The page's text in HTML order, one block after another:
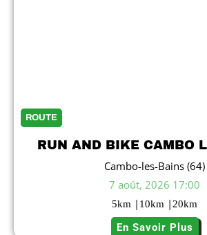
ROUTE
RUN AND BIKE CAMBO
Cambo-les-Bains (64)
7 août, 2026 17:00
5km | 10km |20km
En Savoir Plus